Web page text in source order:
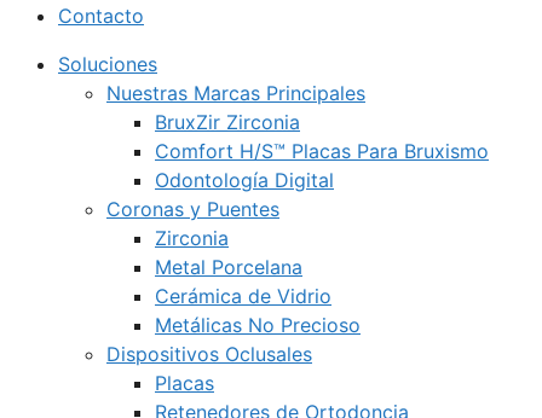
Contacto
Soluciones
Nuestras Marcas Principales
BruxZir Zirconia
Comfort H/S™ Placas Para Bruxismo
Odontología Digital
Coronas y Puentes
Zirconia
Metal Porcelana
Cerámica de Vidrio
Metálicas No Precioso
Dispositivos Oclusales
Placas
Retenedores de Ortodoncia